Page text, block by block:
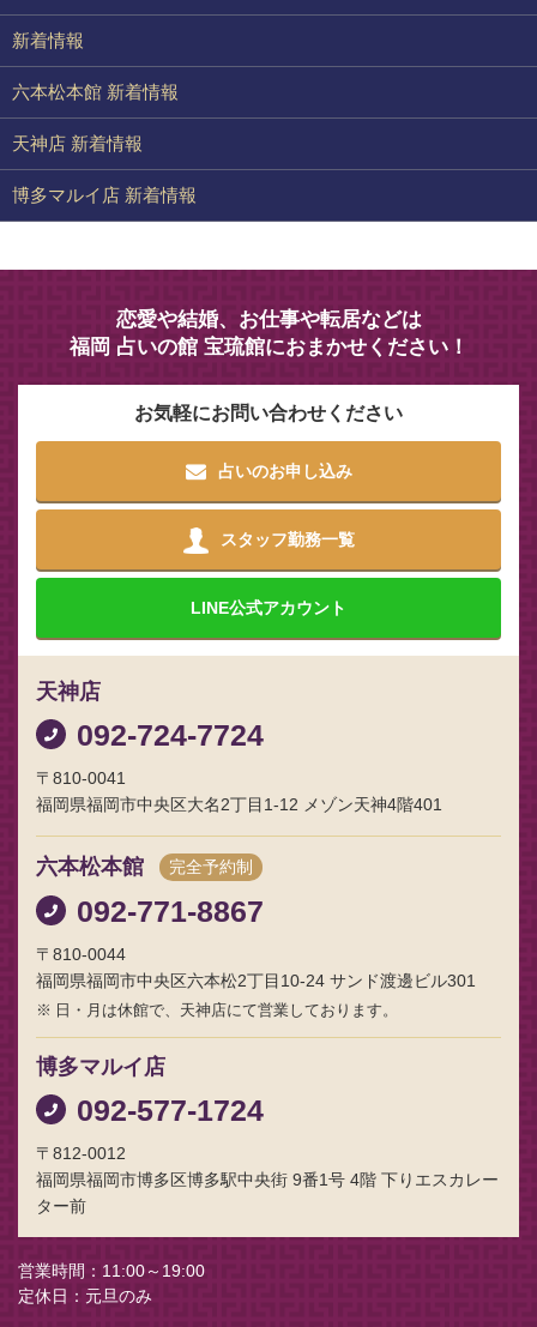
新着情報
六本松本館 新着情報
天神店 新着情報
博多マルイ店 新着情報
恋愛や結婚、お仕事や転居などは
福岡 占いの館 宝琉館におまかせください！
お気軽にお問い合わせください
占いのお申し込み
スタッフ勤務一覧
LINE公式アカウント
天神店
092-724-7724
〒810-0041
福岡県福岡市中央区大名2丁目1-12 メゾン天神4階401
六本松本館 完全予約制
092-771-8867
〒810-0044
福岡県福岡市中央区六本松2丁目10-24 サンド渡邊ビル301
日・月は休館で、天神店にて営業しております。
博多マルイ店
092-577-1724
〒812-0012
福岡県福岡市博多区博多駅中央街 9番1号 4階 下りエスカレー
ター前
営業時間
11:00～19:00
定休日
元旦のみ